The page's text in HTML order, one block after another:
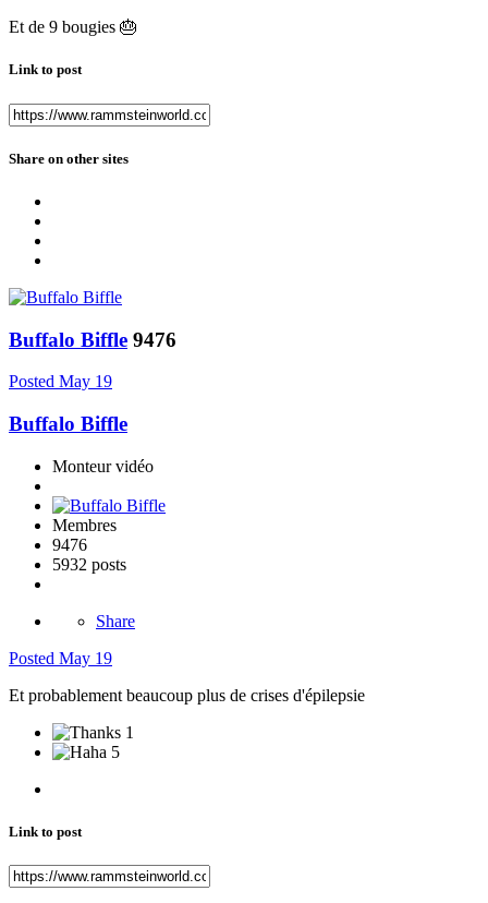
Et de 9 bougies 🎂
Link to post
Share on other sites
Buffalo Biffle 9476
Posted May 19
Buffalo Biffle
Monteur vidéo
Membres
9476
5932 posts
Share
Posted May 19
Et probablement beaucoup plus de crises d'épilepsie
1
5
Link to post